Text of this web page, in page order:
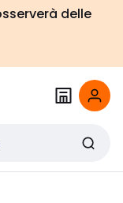
delle